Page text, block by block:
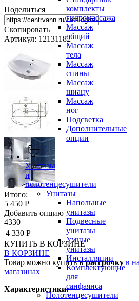
комплекты
гидромассажа
Массаж
общий
Массаж
тела
Массаж
спины
Массаж
шиацу
Массаж
ног
Подсветка
Дополнительные
опции
Унитазы
и
полотенцесушители
Унитазы
Напольные
унитазы
Подвесные
унитазы
Умные
унитазы
Инсталляции
Комплектующие
для
санфаянса
Полотенцесушители
Поделиться
Скопировать
Артикул: 12131182
Итого:
5 450 Р
Добавить опцию
4330
4 330 Р
КУПИТЬ В КОРЗИНЕ
В КОРЗИНЕ
Товар можно купитьв рассрочку в
магазинах
Характеристики: